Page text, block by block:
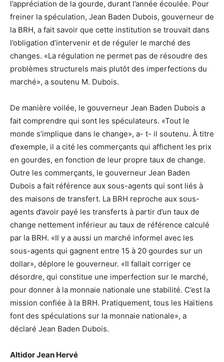
l’appréciation de la gourde, durant l’année écoulée. Pour
freiner la spéculation, Jean Baden Dubois, gouverneur de
la BRH, a fait savoir que cette institution se trouvait dans
l’obligation d’intervenir et de réguler le marché des
changes. «La régulation ne permet pas de résoudre des
problèmes structurels mais plutôt des imperfections du
marché», a soutenu M. Dubois.
De manière voilée, le gouverneur Jean Baden Dubois a
fait comprendre qui sont les spéculateurs. «Tout le
monde s’implique dans le change», a- t- il soutenu. À titre
d’exemple, il a cité les commerçants qui affichent les prix
en gourdes, en fonction de leur propre taux de change.
Outre les commerçants, le gouverneur Jean Baden
Dubois a fait référence aux sous-agents qui sont liés à
des maisons de transfert. La BRH reproche aux sous-
agents d’avoir payé les transferts à partir d’un taux de
change nettement inférieur au taux de référence calculé
par la BRH. «Il y a aussi un marché informel avec les
sous-agents qui gagnent entre 15 à 20 gourdes sur un
dollar», déplore le gouverneur. «Il fallait corriger ce
désordre, qui constitue une imperfection sur le marché,
pour donner à la monnaie nationale une stabilité. C’est la
mission confiée à la BRH. Pratiquement, tous les Haïtiens
font des spéculations sur la monnaie nationale», a
déclaré Jean Baden Dubois.
Altidor Jean Hervé